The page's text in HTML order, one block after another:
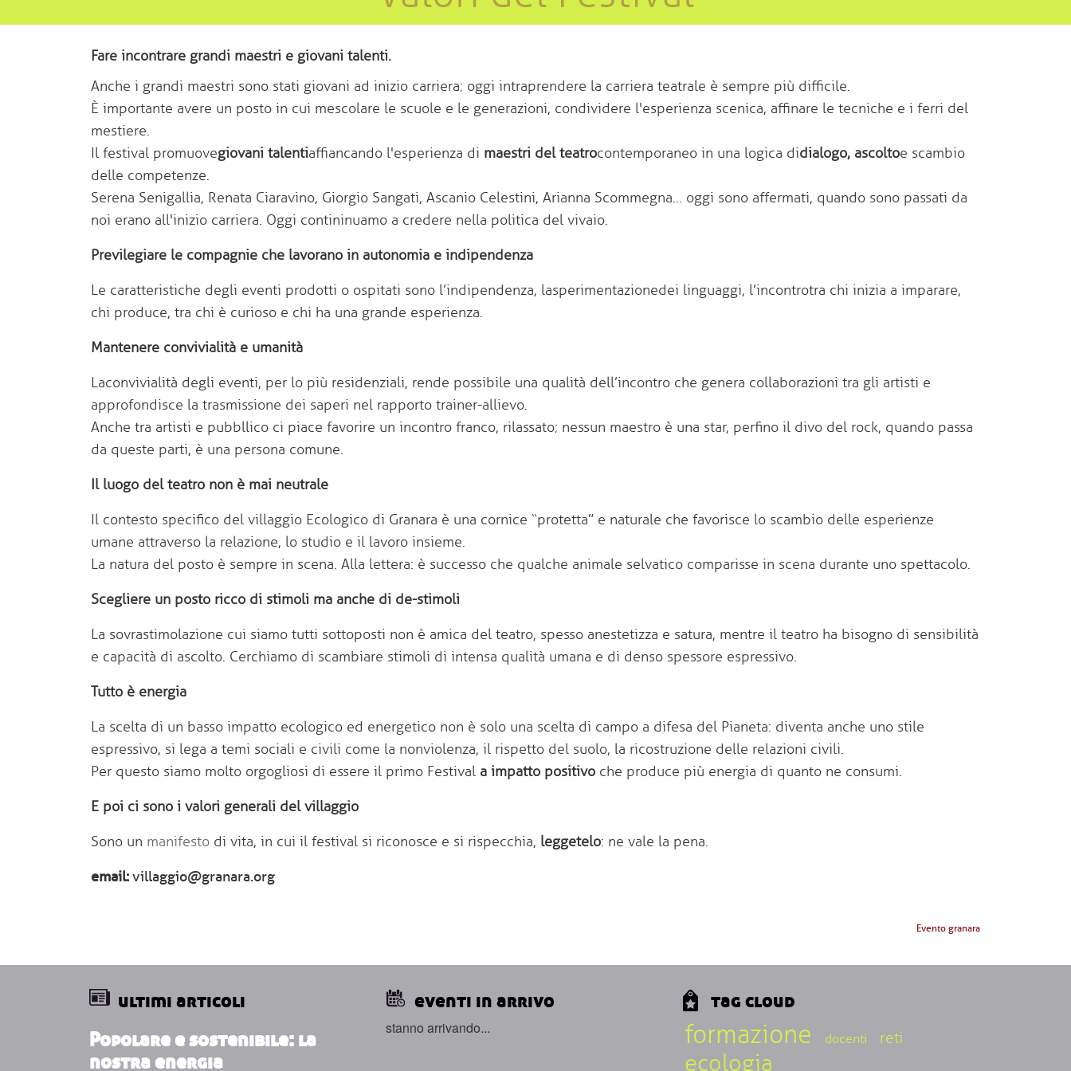
Fare incontrare grandi maestri e giovani talenti.
Anche i grandi maestri sono stati giovani ad inizio carriera; oggi intraprendere la carriera teatrale è sempre più difficile.
È importante avere un posto in cui mescolare le scuole e le generazioni, condividere l'esperienza scenica, affinare le tecniche e i ferri del
mestiere.
Il festival promuovegiovani talentiaffiancando l'esperienza di maestri del teatrocontemporaneo in una logica didialogo, ascoltoe scambio
delle competenze.
Serena Senigallia, Renata Ciaravino, Giorgio Sangati, Ascanio Celestini, Arianna Scommegna... oggi sono affermati, quando sono passati da
noi erano all'inizio carriera. Oggi contininuamo a credere nella politica del vivaio.
Previlegiare le compagnie che lavorano in autonomia e indipendenza
Le caratteristiche degli eventi prodotti o ospitati sono l’indipendenza, la sperimentazione dei linguaggi, l’incontro tra chi inizia a imparare,
chi produce, tra chi è curioso e chi ha una grande esperienza.
Mantenere convivialità e umanità
La convivialità degli eventi, per lo più residenziali, rende possibile una qualità dell’incontro che genera collaborazioni tra gli artisti e
approfondisce la trasmissione dei saperi nel rapporto trainer-allievo.
Anche tra artisti e pubbllico ci piace favorire un incontro franco, rilassato; nessun maestro è una star, perfino il divo del rock, quando passa
da queste parti, è una persona comune.
Il luogo del teatro non è mai neutrale
Il contesto specifico del villaggio Ecologico di Granara è una cornice “protetta” e naturale che favorisce lo scambio delle esperienze
umane attraverso la relazione, lo studio e il lavoro insieme.
La natura del posto è sempre in scena. Alla lettera: è successo che qualche animale selvatico comparisse in scena durante uno spettacolo.
Scegliere un posto ricco di stimoli ma anche di de-stimoli
La sovrastimolazione cui siamo tutti sottoposti non è amica del teatro, spesso anestetizza e satura, mentre il teatro ha bisogno di sensibilità
e capacità di ascolto. Cerchiamo di scambiare stimoli di intensa qualità umana e di denso spessore espressivo.
Tutto è energia
La scelta di un basso impatto ecologico ed energetico non è solo una scelta di campo a difesa del Pianeta: diventa anche uno stile
espressivo, si lega a temi sociali e civili come la nonviolenza, il rispetto del suolo, la ricostruzione delle relazioni civili.
Per questo siamo molto orgogliosi di essere il primo Festival a impatto positivo che produce più energia di quanto ne consumi.
E poi ci sono i valori generali del villaggio
Sono un manifesto di vita, in cui il festival si riconosce e si rispecchia, leggetelo: ne vale la pena.
email villaggio@granara.org
Evento granara
ultimi articoli
Popolare e sostenibile: la
nostra energia
eventi in arrivo
stanno arrivando...
tag cloud
formazione docenti reti
ecologia